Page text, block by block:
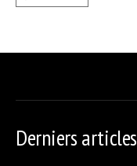
Derniers articles